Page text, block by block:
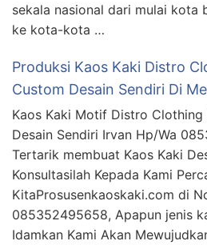
sekala nasional dari mulai kota
ke kota-kota …
Produksi Kaos Kaki Distro
Custom Desain Sendiri Di
Kaos Kaki Motif Distro Clothing
Desain Sendiri Irvan Hp/Wa
Tertarik membuat Kaos Kaki
Konsultasilah Kepada Kami
KitaProsusenkaoskaki.com di
085352495658, Apapun jenis
Idamkan Kami Akan